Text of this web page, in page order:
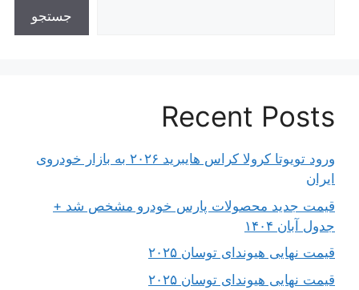
جستجو
Recent Posts
ورود تویوتا کرولا کراس هایبرید ۲۰۲۶ به بازار خودروی
ایران
قیمت جدید محصولات پارس خودرو مشخص شد +
جدول آبان ۱۴۰۴
قیمت نهایی هیوندای توسان ۲۰۲۵
قیمت نهایی هیوندای توسان ۲۰۲۵